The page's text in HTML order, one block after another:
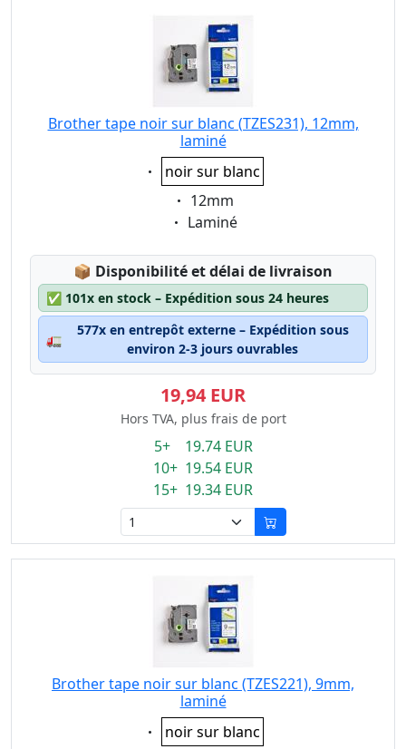
Brother tape noir sur blanc (TZES231), 12mm,
laminé
Eigenschaft:
noir sur blanc
Eigenschaft:
12mm
Eigenschaft:
Laminé
📦 Lagerstatus:
Disponibilité et délai de livraison
✅ 101x en stock – Expédition sous 24 heures
🚛
577x en entrepôt externe – Expédition sous
environ 2-3 jours ouvrables
19,94 EUR
Hors TVA, plus frais de port
5+ 19.74 EUR
10+ 19.54 EUR
15+ 19.34 EUR
Brother tape noir sur blanc (TZES221), 9mm,
laminé
Eigenschaft:
noir sur blanc